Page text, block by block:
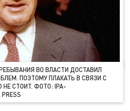
ВО ВЛАСТИ ДОСТАВИЛ
ПОЭТОМУ ПЛАКАТЬ В СВЯЗИ С
СТОИТ. ФОТО: IPA-
PRESS